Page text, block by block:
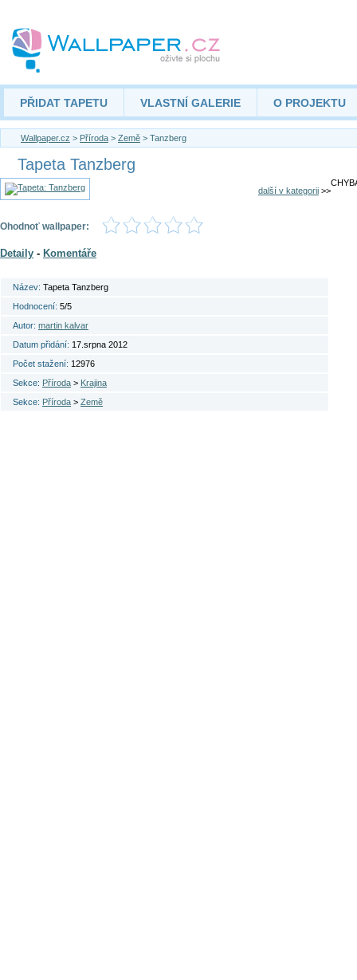
PŘIDAT TAPETU VLASTNÍ GALERIE O PROJEKTU
Wallpaper.cz > Příroda > Země > Tanzberg
Tapeta Tanzberg
další v kategorii >>
Ohodnoť wallpaper:
Detaily - Komentáře
Název: Tapeta Tanzberg
Hodnocení: 5/5
Autor: martin kalvar
Datum přidání: 17.srpna 2012
Počet stažení: 12976
Sekce: Příroda > Krajina
Sekce: Příroda > Země